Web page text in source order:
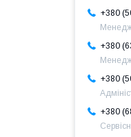
+380
+380
+380
+380